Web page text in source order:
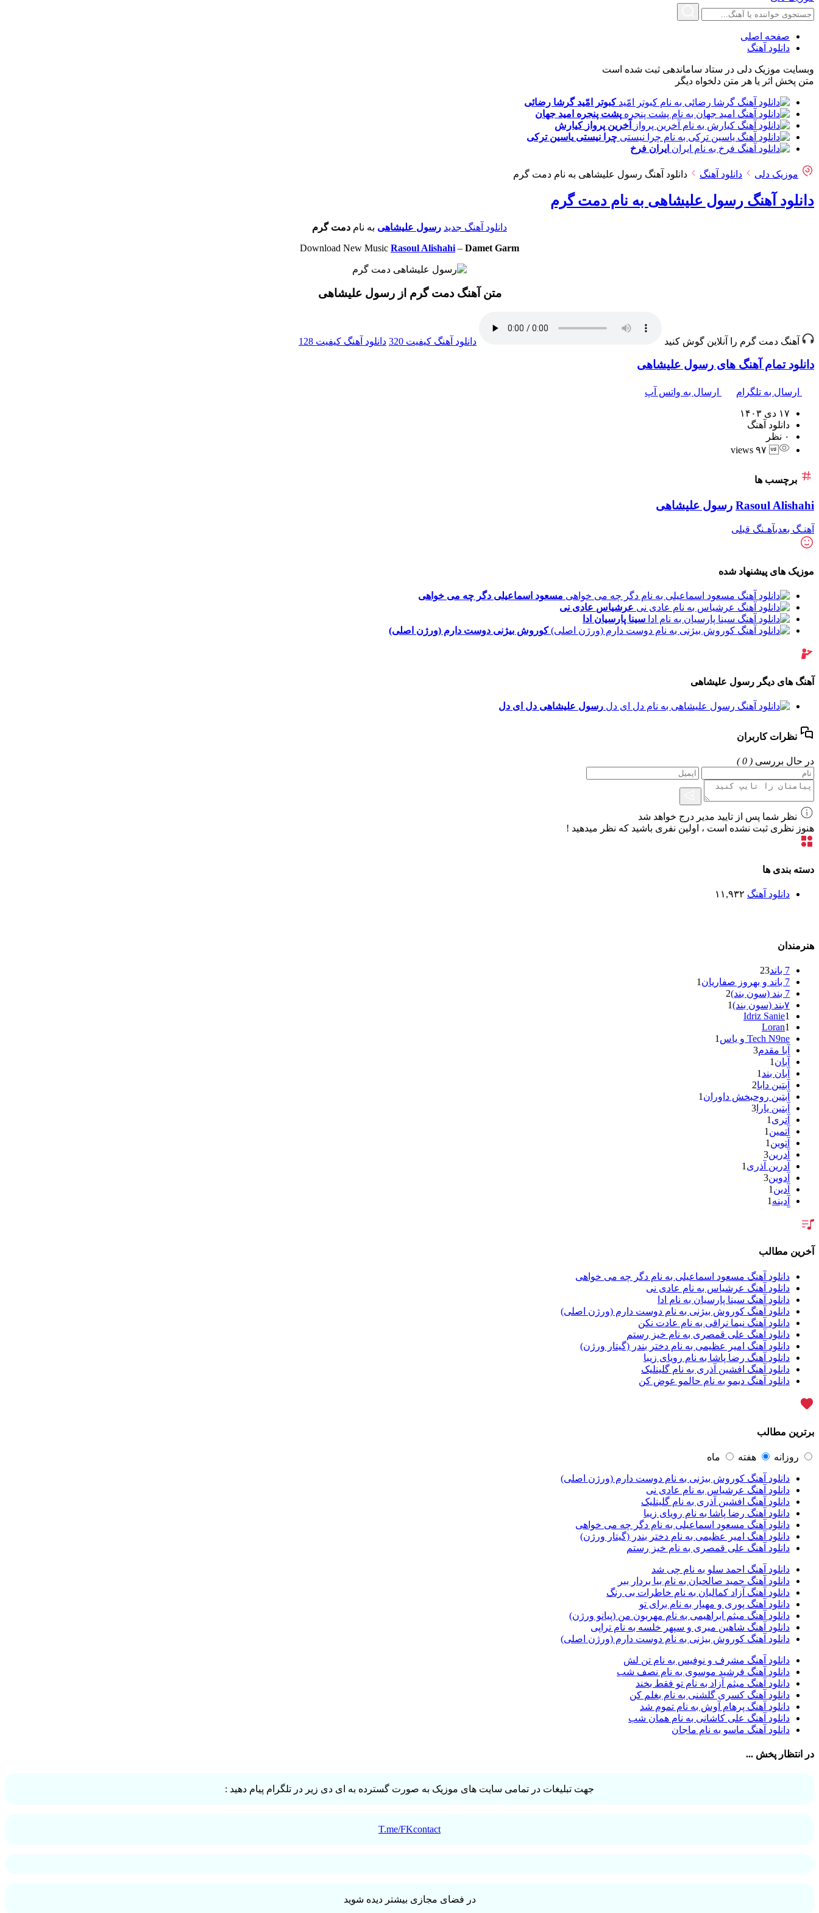
صفحه اصلی
دانلود آهنگ
وبسایت موزیک دلی در ستاد ساماندهی ثبت شده است
متن پخش اثر یا هر متن دلخواه دیگر
کبوتر امّید گرشا رضائی
پشت پنجره امید جهان
آخرین پرواز کیارش
چرا نیستی یاسین ترکی
ایران فرخ
موزیک دلی دانلود آهنگ دانلود آهنگ رسول علیشاهی به نام دمت گرم
دانلود آهنگ رسول علیشاهی به نام دمت گرم
دانلود آهنگ جدید رسول علیشاهی به نام دمت گرم
Download New Music Rasoul Alishahi – Damet Garm
متن آهنگ دمت گرم از رسول علیشاهی
آهنگ دمت گرم را آنلاین گوش کنید دانلود آهنگ کیفیت 320 دانلود آهنگ کیفیت 128
دانلود تمام آهنگ های رسول علیشاهی
ارسال به تلگرام ارسال به واتس آپ
۱۷ دی ۱۴۰۳
دانلود آهنگ
۰ نظر
۹۷ views
برچسب ها
Rasoul Alishahi رسول علیشاهی
آهنـگ بعدیآهـنگ قبلی
موزیک های پیشنهاد شده
مسعود اسماعیلی دگر چه می خواهی
عرشیاس عادی نی
سینا پارسیان ادا
کوروش بیژنی دوست دارم (ورژن اصلی)
آهنگ های دیگر رسول علیشاهی
رسول علیشاهی دل ای دل
نظرات کاربران
در حال بررسی ( 0 )
نظر شما پس از تایید مدیر درج خواهد شد
هنوز نظری ثبت نشده است ، اولین نفری باشید که نظر میدهید !
دسته بندی ها
دانلود آهنگ ۱۱,۹۳۲
هنرمندان
7 باند
23
7 باند و بهروز صفاریان
1
7 بند (سون بند)
2
۷بند (سون بند)
1
Idriz Sanie1
Loran1
Tech N9ne و یاس
1
آبا مقدم3
آبان 1
آبان بند 1
آبتین دابا2
آبتین روحبخش داوران 1
آبتین یارا 3
آتری 1
آتمین 1
آتوین 1
آدرین3
آدرین آذری 1
آدوین3
آدین 1
آدینه 1
آراد عباسی
آراز
آراز آرا
آراز المان2
آراز نصیری1
آراکو1
آراکوم3
آران2
آران براتی1
آران براتی و ایمان حمیدی1
آران، مُوِرس و وینتِرس1
آرپژ1
آرتا1
آرتان گادلی
آرتين شاهوران1
آرتین1
آرتین بهادری12
آرتین سلیمانی1
آردا1
آرسام 1
آرسام سالار 1
آرسین 2
آرش AP و مسیح
29
آرش آج1
آرش آرام1
آرش ای پی2
آرش تشکری1
آرش جلالی و آقا فرا1
آرش حسینی1
آرش خان احمدی
آرش داوری1
آرش رادان1
آرش رستمى1
آرش شعبانی2
آرش عزیزی1
آرش عنقا1
آرش فرخزاد1
آرش قیصر خواه
آخرین مطالب
دانلود آهنگ مسعود اسماعیلی به نام دگر چه می خواهی
دانلود آهنگ عرشیاس به نام عادی نی
دانلود آهنگ سینا پارسیان به نام ادا
دانلود آهنگ کوروش بیژنی به نام دوست دارم (ورژن اصلی)
دانلود آهنگ نیما نراقی به نام عادت نکن
دانلود آهنگ علی قمصری به نام خیز رستم
دانلود آهنگ امیر عظیمی به نام دختر بندر (گیتار ورژن)
دانلود آهنگ رضا پاشا به نام رویای زیبا
دانلود آهنگ افشین آذری به نام گلینلیک
دانلود آهنگ دیمو به نام حالمو عوض کن
برترین مطالب
روزانه هفته ماه
دانلود آهنگ کوروش بیژنی به نام دوست دارم (ورژن اصلی)
دانلود آهنگ عرشیاس به نام عادی نی
دانلود آهنگ افشین آذری به نام گلینلیک
دانلود آهنگ رضا پاشا به نام رویای زیبا
دانلود آهنگ مسعود اسماعیلی به نام دگر چه می خواهی
دانلود آهنگ امیر عظیمی به نام دختر بندر (گیتار ورژن)
دانلود آهنگ علی قمصری به نام خیز رستم
دانلود آهنگ احمد سلو به نام چی شد
دانلود آهنگ حمید صالحیان به نام بیا بردار ببر
دانلود آهنگ آزاد کمالیان به نام خاطرات بی رنگ
دانلود آهنگ پوری و مهیار به نام برای تو
دانلود آهنگ میثم ابراهیمی به نام مهربون من (پیانو ورژن)
دانلود آهنگ شاهین میری و سپهر خلسه به نام تراپی
دانلود آهنگ کوروش بیژنی به نام دوست دارم (ورژن اصلی)
دانلود آهنگ مشرف و نوفیس به نام تن لش
دانلود آهنگ فرشید موسوی به نام نصف شب
دانلود آهنگ میثم آزاد به نام تو فقط بخند
دانلود آهنگ کسری گلشنی به نام بغلم کن
دانلود آهنگ پرهام آوش به نام تموم شد
دانلود آهنگ علی کاشانی به نام همان شب
دانلود آهنگ ماسو به نام ماجان
در انتظار پخش ...
جهت تبلیغات در تمامی سایت های موزیک به صورت گسترده به ای دی زیر در تلگرام پیام دهید :
T.me/FKcontact
در فضای مجازی بیشتر دیده شوید